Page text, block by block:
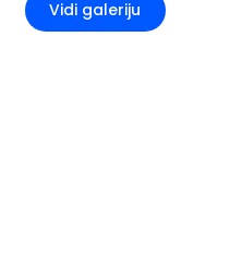
Vidi galeriju